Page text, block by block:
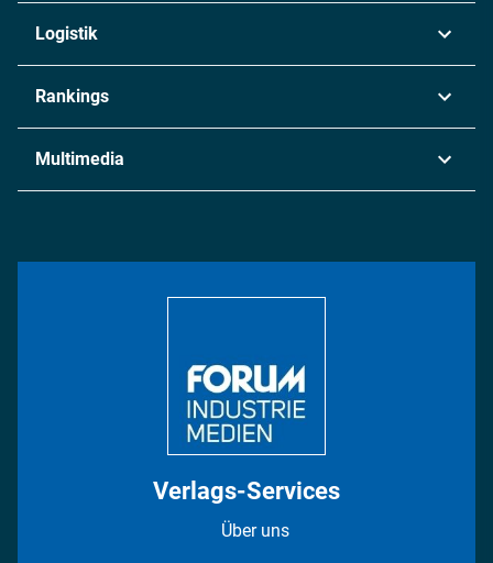
Chemie
Metall
Energie
Logistik
Rankings
Multimedia
Verlags-Services
Über uns